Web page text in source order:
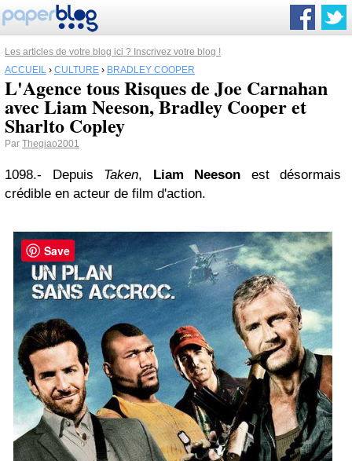
Les articles de votre blog ici ? Inscrivez votre blog !
ACCUEIL › CULTURE › BRADLEY COOPER
L'Agence tous Risques de Joe Carnahan
avec Liam Neeson, Bradley Cooper et
Sharlto Copley
Par Thegiao2001
1098.- Depuis Taken, Liam Neeson est désormais
crédible en acteur de film d'action.
Save